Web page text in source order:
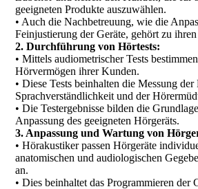
geeigneten Produkte auszuwählen.
• Auch die Nachbetreuung, wie die
Feinjustierung der Geräte, gehört zu
2. Durchführung von Hörtests:
• Mittels audiometrischer Tests
Hörvermögen ihrer Kunden.
• Diese Tests beinhalten die Messung
Sprachverständlichkeit und der
• Die Testergebnisse bilden die
Anpassung des geeigneten Hörgeräts.
3. Anpassung und Wartung von
• Hörakustiker passen Hörgeräte
anatomischen und audiologischen
an.
• Dies beinhaltet das Programmieren der